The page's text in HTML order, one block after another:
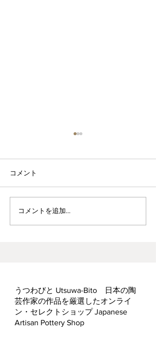
ヘス&あかね夫妻 ２人展
コメント
コメントを追加…
うつわびと Utsuwa-Bito 日本の陶
芸作家の作品を厳選したオンライ
ン・セレクトショップ Japanese
Artisan Pottery Shop